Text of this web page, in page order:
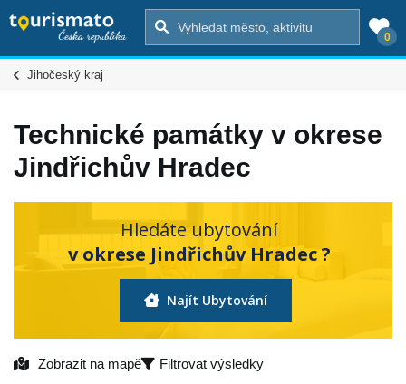
0
Jihočeský kraj
Technické památky v okrese
Jindřichův Hradec
Hledáte ubytování
v okrese Jindřichův Hradec ?
Najít Ubytování
Zobrazit na mapě Filtrovat výsledky